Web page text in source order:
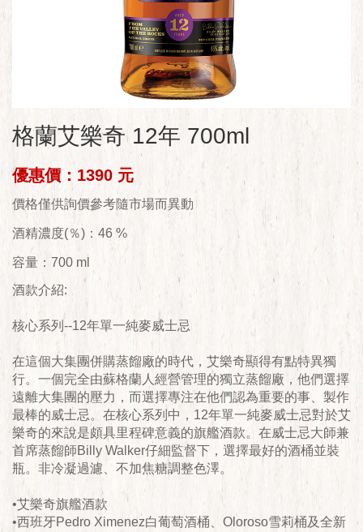
格蘭艾樂奇 12年 700ml
優惠價：1390 元
價格僅供詢價參考隨市場而異動
酒精濃度(％)：46 %
容量：700 ml
酒款介紹:
核心系列--12年單一純麥威士忌
在這個大集團併購蒸餾廠的時代，艾樂奇顯得有點特異獨
行。一個完全由蘇格蘭人經營管理的獨立蒸餾廠，他們選擇
遠離大集團的壓力，而選擇專注在他們認為重要的事、製作
最棒的威士忌。在核心系列中，12年單一純麥威士忌對於艾
樂奇的來說是頗具里程碑意義的旗艦酒款。在威士忌大師兼
首席蒸餾師Billy Walker仔細監督下，選擇最好的酒桶並裝
瓶。非冷凝過濾、不加焦糖調整色澤。
•艾樂奇旗艦酒款
•西班牙Pedro Ximenez白葡萄酒桶、Oloroso雪莉桶及全新